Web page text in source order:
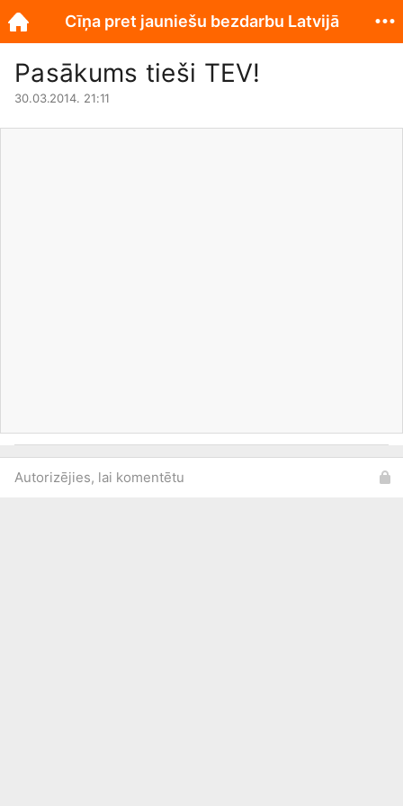
Pasākums tieši TEV!
30.03.2014. 21:11
Autorizējies, lai komentētu
Cīņa pret jauniešu bezdarbu Latvijā